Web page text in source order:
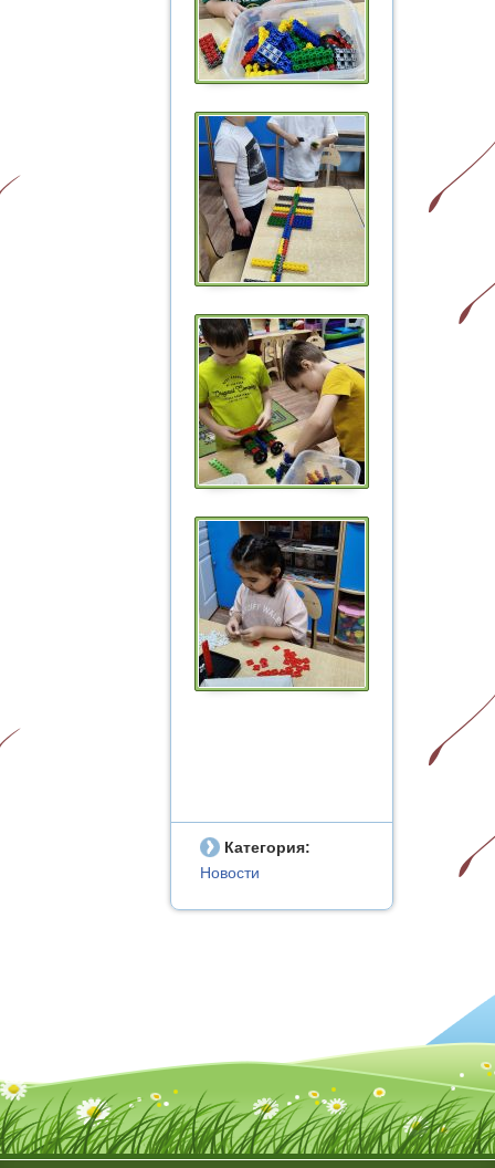
Категория:
Новости